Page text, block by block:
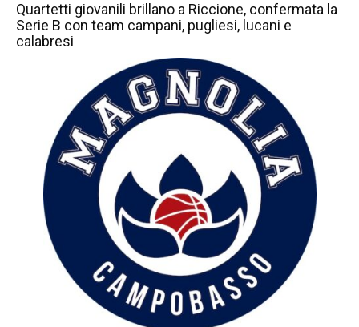
Quartetti giovanili brillano a Riccione, confermata la
Serie B con team campani, pugliesi, lucani e
calabresi